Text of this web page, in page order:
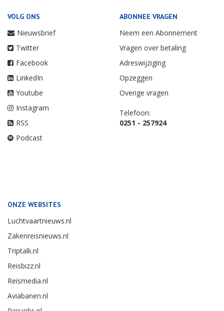
VOLG ONS
Nieuwsbrief
Twitter
Facebook
LinkedIn
Youtube
Instagram
RSS
Podcast
ABONNEE VRAGEN
Neem een Abonnement
Vragen over betaling
Adreswijziging
Opzeggen
Overige vragen
Telefoon:
0251 - 257924
ONZE WEBSITES
Luchtvaartnieuws.nl
Zakenreisnieuws.nl
Triptalk.nl
Reisbizz.nl
Reismedia.nl
Aviabanen.nl